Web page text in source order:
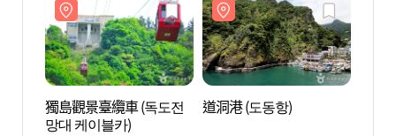
獨島觀景臺纜車 (독도전
망대 케이블카)
道洞港 (도동항)